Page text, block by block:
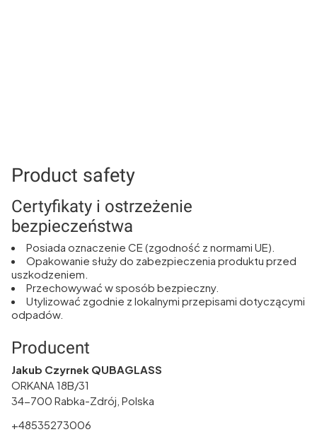
Product safety
Certyfikaty i ostrzeżenie
bezpieczeństwa
Posiada oznaczenie CE (zgodność z normami UE).
Opakowanie służy do zabezpieczenia produktu przed
uszkodzeniem.
Przechowywać w sposób bezpieczny.
Utylizować zgodnie z lokalnymi przepisami dotyczącymi
odpadów.
Producent
Jakub Czyrnek QUBAGLASS
ORKANA 18B/31
34-700 Rabka-Zdrój, Polska
+48535273006